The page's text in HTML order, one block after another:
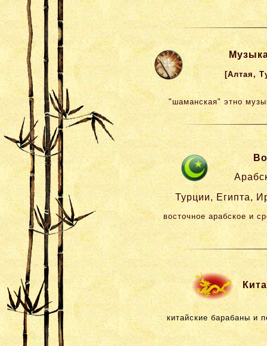
[Алтая,
"шаманская" этно
Турции, Египта,
восточное арабское и
китайские барабаны и